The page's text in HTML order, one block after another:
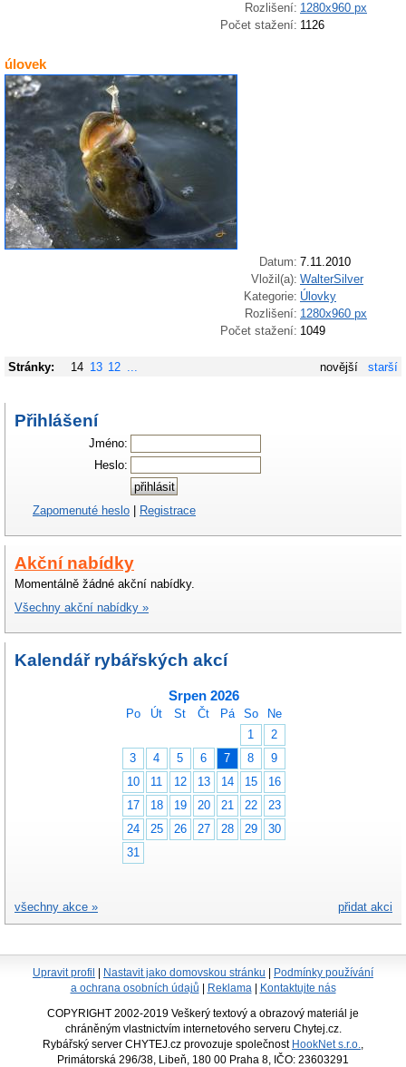
Rozlišení: 1280x960 px
Počet stažení: 1126
úlovek
Datum: 7.11.2010
Vložil(a): WalterSilver
Kategorie: Úlovky
Rozlišení: 1280x960 px
Počet stažení: 1049
novější starší
Stránky: 14 13 12
Přihlášení
Jméno:
Heslo:
Zapomenuté heslo | Registrace
Akční nabídky
Momentálně žádné akční nabídky.
Všechny akční nabídky »
Kalendář rybářských akcí
Srpen 2026
Po Út St Čt Pá So
Ne
1
2
3
4 5 6 7 8
9
10
11 12 13 14 15
16
17
18 19 20 21 22
23
24
25 26 27 28 29
30
31
přidat akci
všechny akce »
Upravit profil Nastavit jako domovskou stránku
Podmínky používání
a ochrana osobních údajů
Reklama Kontaktujte nás
COPYRIGHT 2002-2019 Veškerý textový a obrazový materiál je
chráněným vlastnictvím internetového serveru Chytej.cz.
Rybářský server CHYTEJ.cz provozuje společnost HookNet s.r.o.
Primátorská 296/38, Libeň, 180 00 Praha 8, IČO: 23603291